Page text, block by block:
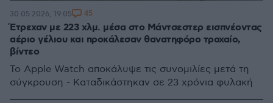
Έτρεχαν με 223 χλμ. μέσα στο Μάντσεστερ εισπνέοντας
αέριο γέλιου και προκάλεσαν θανατηφόρο τροχαίο,
βίντεο
Το Apple Watch αποκάλυψε τις συνομιλίες μετά τη
σύγκρουση - Καταδικάστηκαν σε 23 χρόνια φυλακή
30.05.2026, 19:05 45